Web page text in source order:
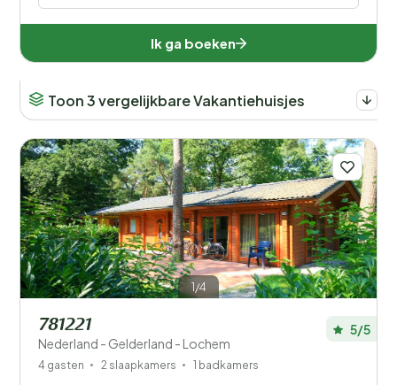
Ik ga boeken
Toon 3 vergelijkbare Vakantiehuisjes
1/4
781221
Nederland - Gelderland - Lochem
5/5
4 gasten 2 slaapkamers 1 badkamers